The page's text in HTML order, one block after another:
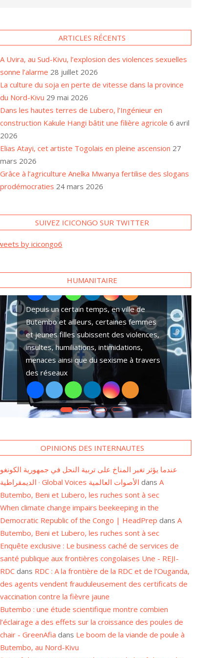
ARTICLES RÉCENTS
A Uvira, au Sud-Kivu, l’explosion des violences sexuelles
sonne l’alarme 28 juillet 2026
La culture du soja en perte de vitesse dans la province
du Nord-Kivu 29 mai 2026
Dans les hautes terres de Lubero, l’Ingénieur en
construction Kakule Hangi bâtit une filière agricole 6 avril
2026
Elias Atayi, cet artiste Togolais en pleine ascension 27
mars 2026
Grâce à l’agriculture Anelka Mwanya fertilise des slogans
prodémocraties 24 mars 2026
SUIVEZ ICICONGO SUR TWITTER
by icicongo6
HUMANITAIRE
A Goma, plusieurs familles
sportifs pour survivre
Dans la ville de Goma, chef-lieu de la
province du Nord-Kivu, pour survivre,
plusieurs hommes et femmes chefs de
ménages se tournent vers le pari foot.
Ceci depuis l’occupation de
de paix
publique et
révèle
accords, en
Ces superstitions qui accentuent les
sexuelles contre des pygmées dans
RDC
L’Est de la République Démocratique du Congo-
depuis plusieurs années des conflits armés. Des
pygmées sont parmi les plus victimes. Elles
de violence
OPINIONS DES INTERNAUTES
الديمقراطية · Global Voices الأصوات العالميةdans A
Butembo, Beni et Lubero, les ruches sont à sec
When climate change impairs beekeeping in the
Democratic Republic of the Congo | HeadPrepdans
Butembo, Beni et Lubero, les ruches sont à sec
Enquête exclusive : Le business caché de services de
santé publique aux frontières congolaises Une - REJI-
RDCdansRDC : A la frontière de la RDC et de l’Ouganda,
des agents vendent frauduleusement des certificats de
vaccination contre la fièvre jaune
Butembo : une étude scientifique montre combien
l’éclairage a des effets sur la croissance des poules de
chair - GreenAfiadans Le boom de la viande de poule à
Butembo, au Nord-Kivu
Des pêcheurs ne peuvent plus vivre de la pêche sur le